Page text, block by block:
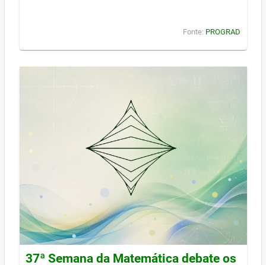
Fonte: PROGRAD
37ª Semana da Matemática debate os